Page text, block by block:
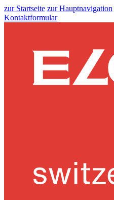
zur Startseite zur Hauptnavigation
Kontaktformular